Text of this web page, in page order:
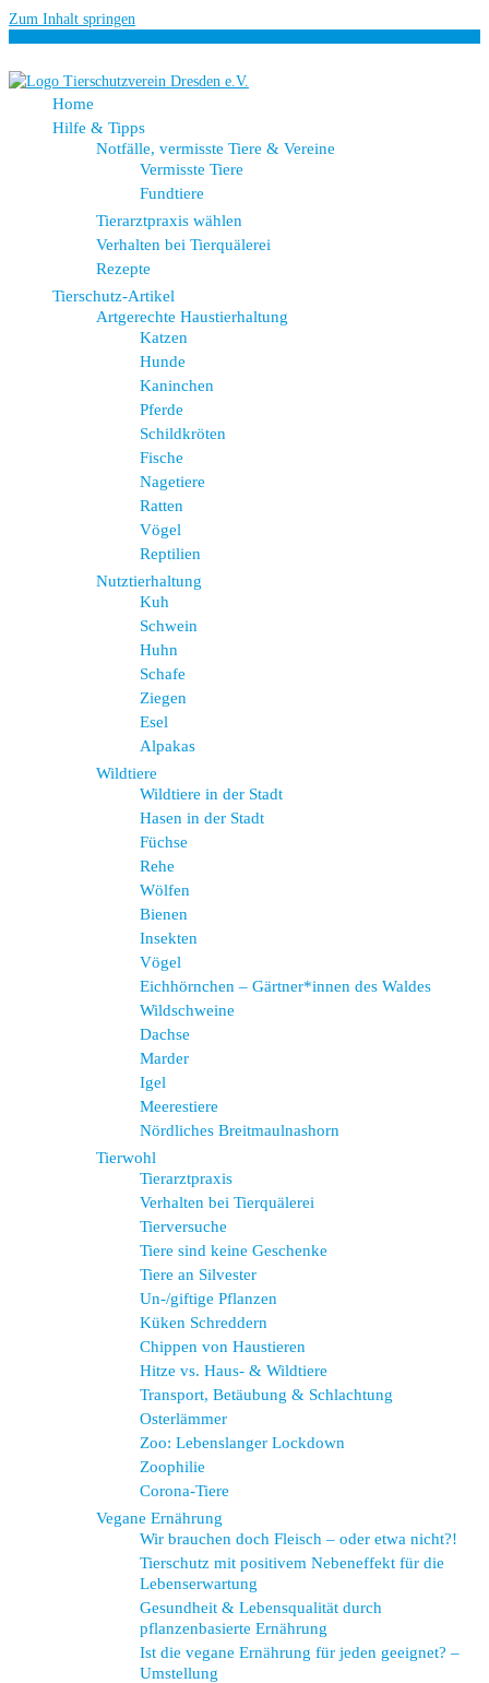
Zum Inhalt springen
Home
Hilfe & Tipps
Notfälle, vermisste Tiere & Vereine
Vermisste Tiere
Fundtiere
Tierarztpraxis wählen
Verhalten bei Tierquälerei
Rezepte
Tierschutz-Artikel
Artgerechte Haustierhaltung
Katzen
Hunde
Kaninchen
Pferde
Schildkröten
Fische
Nagetiere
Ratten
Vögel
Reptilien
Nutztierhaltung
Kuh
Schwein
Huhn
Schafe
Ziegen
Esel
Alpakas
Wildtiere
Wildtiere in der Stadt
Hasen in der Stadt
Füchse
Rehe
Wölfen
Bienen
Insekten
Vögel
Eichhörnchen – Gärtner*innen des Waldes
Wildschweine
Dachse
Marder
Igel
Meerestiere
Nördliches Breitmaulnashorn
Tierwohl
Tierarztpraxis
Verhalten bei Tierquälerei
Tierversuche
Tiere sind keine Geschenke
Tiere an Silvester
Un-/giftige Pflanzen
Küken Schreddern
Chippen von Haustieren
Hitze vs. Haus- & Wildtiere
Transport, Betäubung & Schlachtung
Osterlämmer
Zoo: Lebenslanger Lockdown
Zoophilie
Corona-Tiere
Vegane Ernährung
Wir brauchen doch Fleisch – oder etwa nicht?!
Tierschutz mit positivem Nebeneffekt für die
Lebenserwartung
Gesundheit & Lebensqualität durch
pflanzenbasierte Ernährung
Ist die vegane Ernährung für jeden geeignet? –
Umstellung